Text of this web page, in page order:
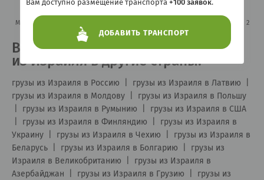
Первая 1 2 » Последняя
Морские контейнерные перевозки из Израиля в Молдову Всего страниц: 2
Все грузы для морских перевозок
из Израиля в другие страны:
грузы из Израиля в Россию грузы из Израиля в Латвию
грузы из Израиля в Молдову
грузы из Израиля в Польшу
грузы из Израиля в Румынию
грузы из Израиля в США
грузы из Израиля в Финляндию
грузы из Израиля в
Украину
грузы из Израиля в Чехию
грузы из Израиля в
Беларусь
грузы из Израиля в Болгарию
грузы из
Израиля в Великобританию
грузы из Израиля в
Азербайджан
грузы из Израиля в Грузию
грузы из
Вам доступно размещение транспорта +100 заявок.
ДОБАВИТЬ ТРАНСПОРТ